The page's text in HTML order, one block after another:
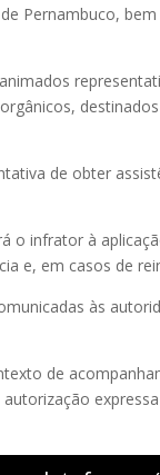
Pernambuco,
de obter
infrator à
e, em casos de
às
de